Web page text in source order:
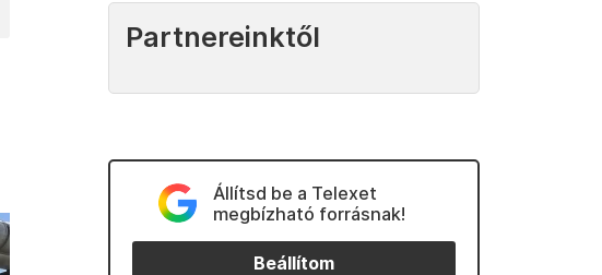
Partnereinktől
Állítsd be a Telexet
megbízható forrásnak!
Beállítom